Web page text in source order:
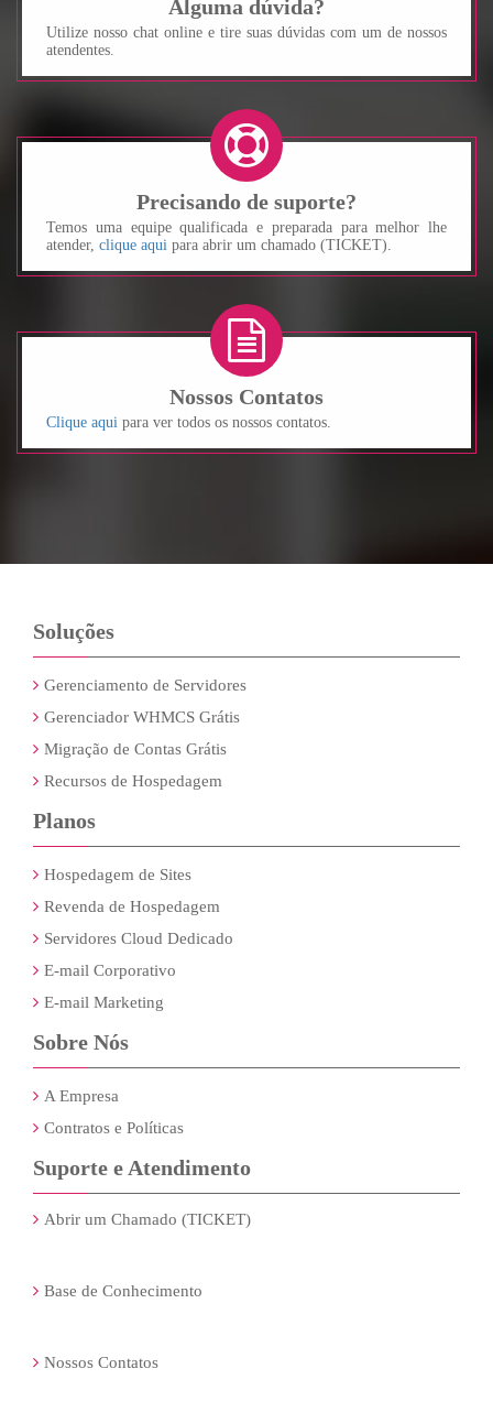
Alguma dúvida?
Utilize nosso chat online e tire suas dúvidas com um de nossos
atendentes.
Precisando de suporte?
Temos uma equipe qualificada e preparada para melhor lhe
atender, clique aqui para abrir um chamado (TICKET).
Nossos Contatos
Clique aqui para ver todos os nossos contatos.
Soluções
Gerenciamento de Servidores
Gerenciador WHMCS Grátis
Migração de Contas Grátis
Recursos de Hospedagem
Planos
Hospedagem de Sites
Revenda de Hospedagem
Servidores Cloud Dedicado
E-mail Corporativo
E-mail Marketing
Sobre Nós
A Empresa
Contratos e Políticas
Suporte e Atendimento
Abrir um Chamado (TICKET)
Base de Conhecimento
Nossos Contatos